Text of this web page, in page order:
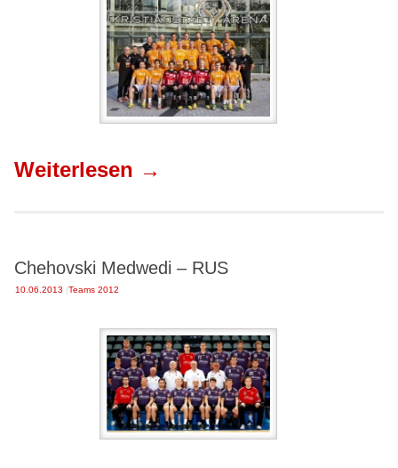
Weiterlesen →
Chehovski Medwedi – RUS
10.06.2013 |Teams 2012